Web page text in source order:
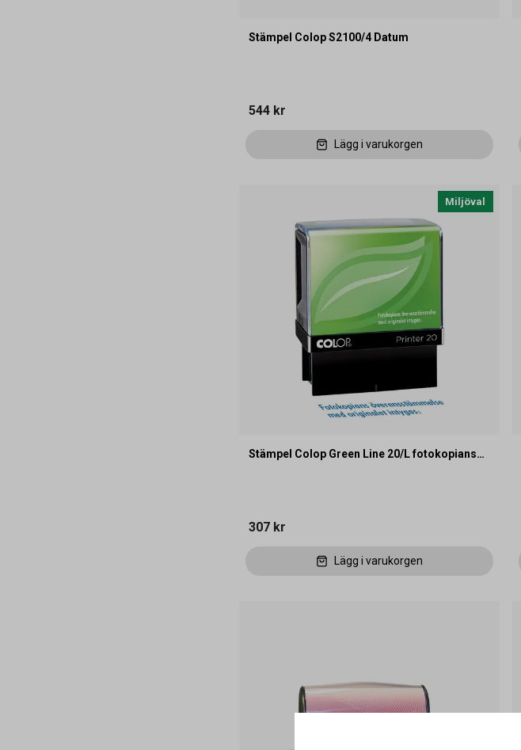
Stämpel Colop S2100/4 Datum
544 kr
Lägg i varukorgen
Miljöval
Stämpel Colop Green Line 20/L fotokopians…
307 kr
Lägg i varukorgen